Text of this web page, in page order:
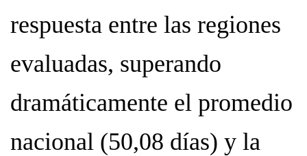
respuesta entre las regiones
evaluadas, superando
dramáticamente el promedio
nacional (50,08 días) y la